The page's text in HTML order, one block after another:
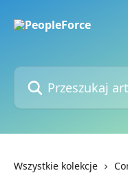
Przeszukaj artykuły...
Wszystkie kolekcje